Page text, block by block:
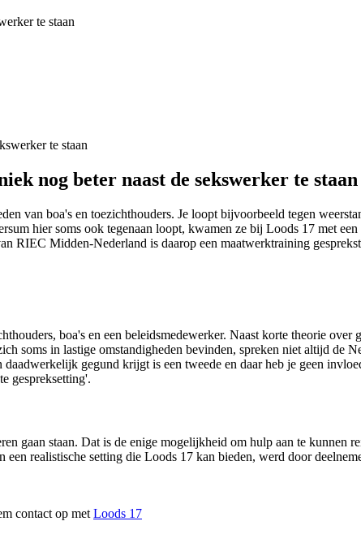
te staan
nog beter naast de sekswerker te staan
van boa's en toezichthouders. Je loopt bijvoorbeeld tegen
hier soms ook tegenaan loopt, kwamen ze bij Loods 17 met
RIEC Midden-Nederland is daarop een maatwerktraining
boa's en een beleidsmedewerker. Naast korte theorie over
soms in lastige omstandigheden bevinden, spreken niet altijd de
gegund krijgt is een tweede en daar heb je geen
gespreksetting'.
gaan staan. Dat is de enige mogelijkheid om hulp aan te kunnen
realistische setting die Loods 17 kan bieden, werd door
contact op met Loods 17